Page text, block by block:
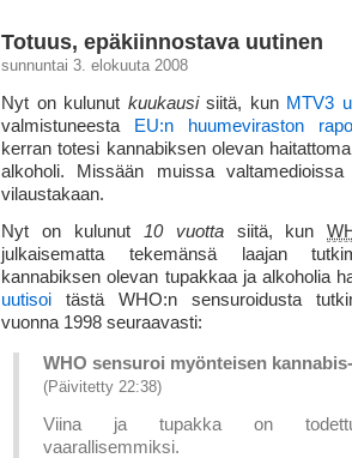
Totuus, epäkiinnostava uutinen
sunnuntai 3. elokuuta 2008
Nyt on kulunut kuukausisiitä, kun MTV3
valmistuneesta
EU:n huumeviraston
kerran totesi kannabiksen olevan
alkoholi. Missään muissa
vilaustakaan.
Nyt on kulunut 10 vuottasiitä, kun
julkaisematta tekemänsä laajan
kannabiksen olevan tupakkaa ja alkoholia
uutisoi tästä WHO:n sensuroidusta
vuonna 1998 seuraavasti:
WHO sensuroi myönteisen
(Päivitetty 22:38)
Viina ja tupakka on todettu
vaarallisemmiksi.